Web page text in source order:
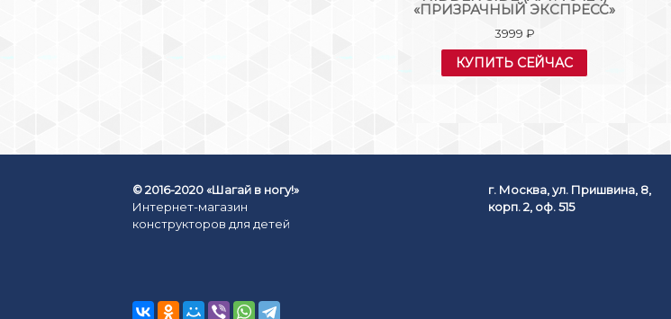
«ПРИЗРАЧНЫЙ ЭКСПРЕСС»
3999 ₽
КУПИТЬ СЕЙЧАС
© 2016-2020 «Шагай в ногу!»
Интернет-магазин
конструкторов для детей
г. Москва, ул. Пришвина, 8,
корп. 2, оф. 515